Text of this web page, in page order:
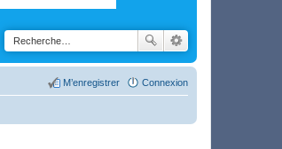
Connexion
M’enregistrer